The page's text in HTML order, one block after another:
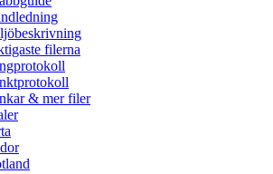
filerna
& mer filer